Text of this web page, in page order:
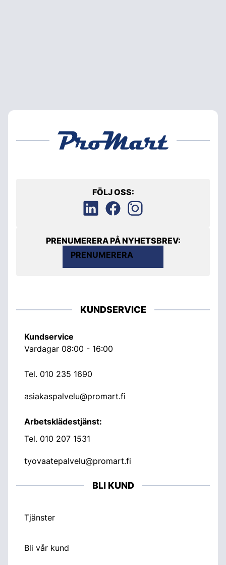
FÖLJ OSS:
PRENUMERERA PÅ NYHETSBREV:
PRENUMERERA
KUNDSERVICE
Kundservice
Vardagar 08:00 - 16:00
Tel. 010 235 1690
asiakaspalvelu@promart.fi
Arbetsklädestjänst:
Tel. 010 207 1531
tyovaatepalvelu@promart.fi
BLI KUND
Tjänster
Bli vår kund